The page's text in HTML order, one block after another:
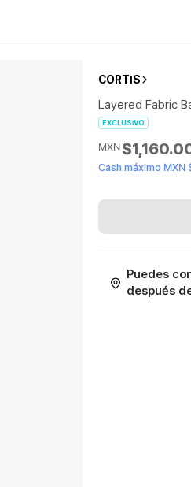
CORTIS
Layered Fabric
EXCLUSIVO
MXN
Cash máximo MXN
Puedes
después